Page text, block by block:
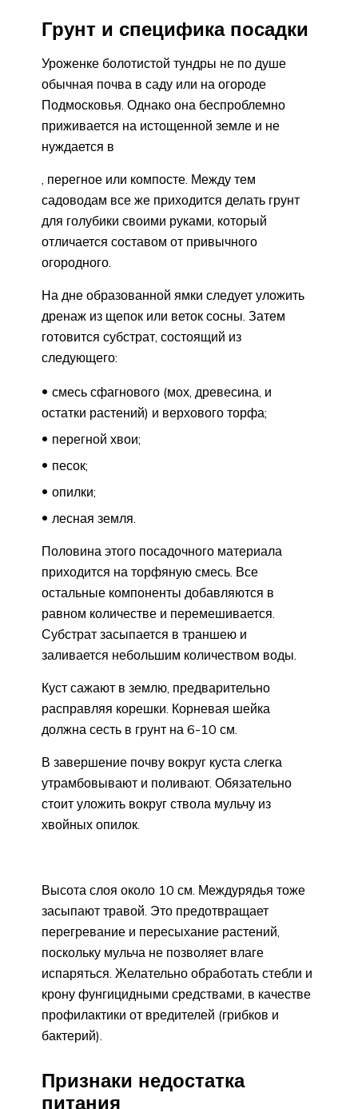
Грунт и специфика посадки
Уроженке болотистой тундры не по душе
обычная почва в саду или на огороде
Подмосковья. Однако она беспроблемно
приживается на истощенной земле и не
нуждается в
, перегное или компосте. Между тем
садоводам все же приходится делать грунт
для голубики своими руками, который
отличается составом от привычного
огородного.
На дне образованной ямки следует уложить
дренаж из щепок или веток сосны. Затем
готовится субстрат, состоящий из
следующего:
смесь сфагнового (мох, древесина, и
остатки растений) и верхового торфа;
перегной хвои;
песок;
опилки;
лесная земля.
Половина этого посадочного материала
приходится на торфяную смесь. Все
остальные компоненты добавляются в
равном количестве и перемешивается.
Субстрат засыпается в траншею и
заливается небольшим количеством воды.
Куст сажают в землю, предварительно
расправляя корешки. Корневая шейка
должна сесть в грунт на 6-10 см.
В завершение почву вокруг куста слегка
утрамбовывают и поливают. Обязательно
стоит уложить вокруг ствола мульчу из
хвойных опилок.
Высота слоя около 10 см. Междурядья тоже
засыпают травой. Это предотвращает
перегревание и пересыхание растений,
поскольку мульча не позволяет влаге
испаряться. Желательно обработать стебли и
крону фунгицидными средствами, в качестве
профилактики от вредителей (грибков и
бактерий).
Признаки недостатка
питания